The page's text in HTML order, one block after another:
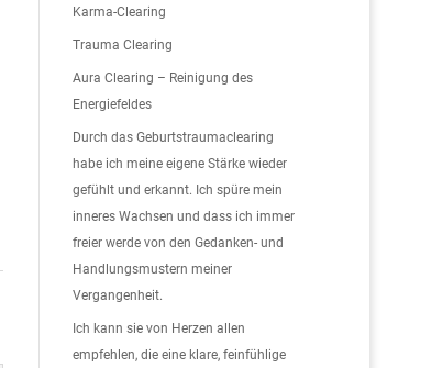
Karma-Clearing
Trauma Clearing
Aura Clearing – Reinigung des
Energiefeldes
Durch das Geburtstraumaclearing
habe ich meine eigene Stärke wieder
gefühlt und erkannt. Ich spüre mein
inneres Wachsen und dass ich immer
freier werde von den Gedanken- und
Handlungsmustern meiner
Vergangenheit.
Ich kann sie von Herzen allen
empfehlen, die eine klare, feinfühlige